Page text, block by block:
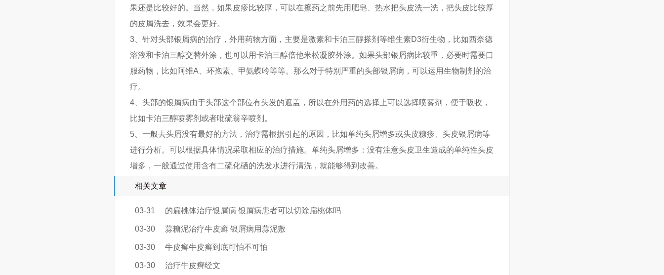
果还是比较好的。当然，如果皮疹比较厚，可以在擦药之前先用肥皂、热水把头皮洗一洗，把头皮比较厚
的皮屑洗去，效果会更好。
3、针对头部银屑病的治疗，外用药物方面，主要是激素和卡泊三醇搽剂等维生素D3衍生物，比如西奈德
溶液和卡泊三醇交替外涂，也可以用卡泊三醇倍他米松凝胶外涂。如果头部银屑病比较重，必要时需要口
服药物，比如阿维A、环孢素、甲氨蝶呤等等。那么对于特别严重的头部银屑病，可以运用生物制剂的治
疗。
4、头部的银屑病由于头部这个部位有头发的遮盖，所以在外用药的选择上可以选择喷雾剂，便于吸收，
比如卡泊三醇喷雾剂或者吡硫翁辛喷剂。
5、一般去头屑没有最好的方法，治疗需根据引起的原因，比如单纯头屑增多或头皮糠疹、头皮银屑病等
进行分析。可以根据具体情况采取相应的治疗措施。单纯头屑增多：没有注意头皮卫生造成的单纯性头皮
增多，一般通过使用含有二硫化硒的洗发水进行清洗，就能够得到改善。
相关文章
03-31 的扁桃体治疗银屑病 银屑病患者可以切除扁桃体吗
03-30 蒜糖泥治疗牛皮癣 银屑病用蒜泥敷
03-30 牛皮癣牛皮癣到底可怕不可怕
03-30 治疗牛皮癣经文